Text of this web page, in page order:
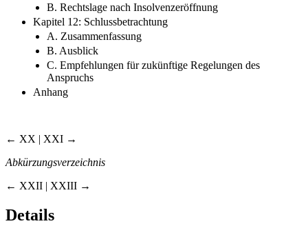
B. Rechtslage nach Insolvenzeröffnung
Kapitel 12: Schlussbetrachtung
A. Zusammenfassung
B. Ausblick
C. Empfehlungen für zukünftige Regelungen des
Anspruchs
Anhang
← XX | XXI →
Abkürzungsverzeichnis
← XXII | XXIII →
Details